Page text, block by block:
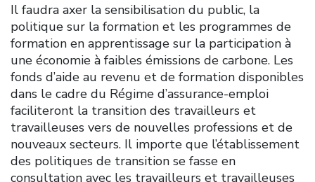
Il faudra axer la sensibilisation du public, la
politique sur la formation et les programmes de
formation en apprentissage sur la participation à
une économie à faibles émissions de carbone. Les
fonds d’aide au revenu et de formation disponibles
dans le cadre du Régime d’assurance-emploi
faciliteront la transition des travailleurs et
travailleuses vers de nouvelles professions et de
nouveaux secteurs. Il importe que l’établissement
des politiques de transition se fasse en
consultation avec les travailleurs et travailleuses